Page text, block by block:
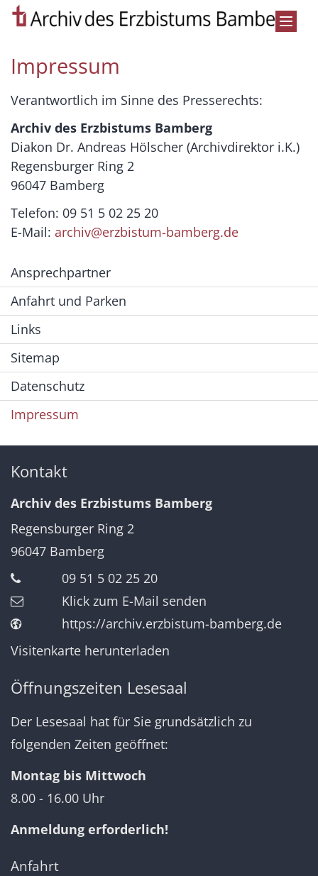
Zum Inhalt springen
Impressum
Verantwortlich im Sinne des Presserechts:
Archiv des Erzbistums Bamberg
Diakon Dr. Andreas Hölscher (Archivdirektor i.K.)
Regensburger Ring 2
96047 Bamberg
Telefon: 09 51 5 02 25 20
E-Mail: archiv@erzbistum-bamberg.de
Ansprechpartner
Anfahrt und Parken
Links
Sitemap
Datenschutz
Impressum
Kontakt
Archiv des Erzbistums Bamberg
Regensburger Ring 2
96047 Bamberg
09 51 5 02 25 20
Klick zum E-Mail senden
https://archiv.erzbistum-bamberg.de
Visitenkarte herunterladen
Öffnungszeiten Lesesaal
Der Lesesaal hat für Sie grundsätzlich zu
folgenden Zeiten geöffnet:
Montag bis Mittwoch
8.00 - 16.00 Uhr
Anmeldung erforderlich!
Anfahrt